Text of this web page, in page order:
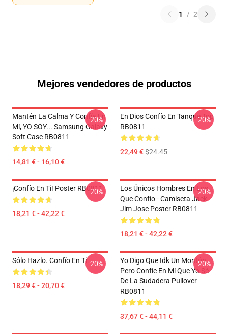
1 / 2
Mejores vendedores de productos
Mantén La Calma Y Confía En
Mí, YO SOY... Samsung Galaxy
Soft Case RB0811
14,81 € - 16,10 €
-20%
En Dios Confío En Tanque Top
RB0811
22,49 €$24.45
-20%
¡Confío En Ti! Poster RB0811
18,21 € - 42,22 €
-20%
Los Únicos Hombres En Los
Que Confío - Camiseta Jack
Jim Jose Poster RB0811
18,21 € - 42,22 €
-20%
Sólo Hazlo. Confío En Ti.
18,29 € - 20,70 €
-20%
Yo Digo Que Idk Un Montón
Pero Confíe En Mí Que Yo Sé
De La Sudadera Pullover
RB0811
37,67 € - 44,11 €
-20%